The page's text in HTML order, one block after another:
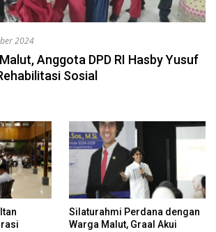
2024
Anggota DPD RI Hasby Yusuf
Sosial
Silaturahmi Perdana dengan
Warga Malut, Graal Akui